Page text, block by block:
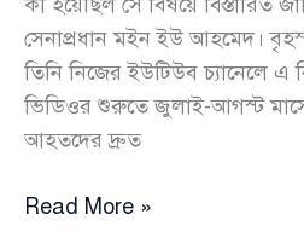
সেনাপ্রধান মইন ইউ আহমেদ।
তিনি নিজের ইউটিউব চ্যানেলে এ
ভিডিওর শুরুতে জুলাই-আগস্ট
আহতদের দ্রুত
বিডিআর
Read More »